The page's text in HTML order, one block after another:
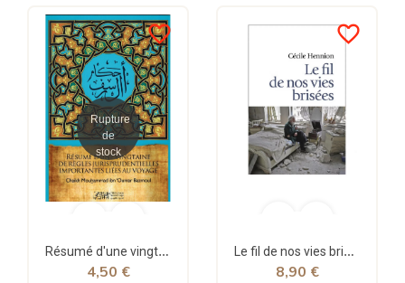
favorite_border
Rupture
de
stock
Résumé d'une vingtaine de règles jurisprudentielles liées au voyage - Bazmoul - Héritage...
4,50 €
favorite_border
Le fil de nos vies brisées - poche - Cécile Hennion - Points
8,90 €